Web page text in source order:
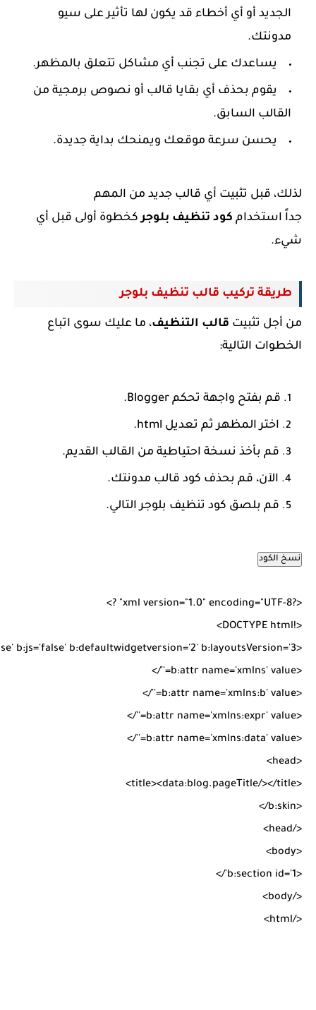
الجديد أو أي أخطاء قد يكون لها تأثير على سيو
مدونتك.
يساعدك على تجنب أي مشاكل تتعلق بالمظهر.
يقوم بحذف أي بقايا قالب أو نصوص برمجية من
القالب السابق.
يحسن سرعة موقعك ويمنحك بداية جديدة.
لذلك، قبل تثبيت أي قالب جديد من المهم
جداً استخدام كود تنظيف بلوجركخطوة أولى قبل أي
شيء.
طريقة تركيب قالب تنظيف بلوجر
من أجل تثبيت قالب التنظيف، ما عليك سوى اتباع
الخطوات التالية:
قم بفتح واجهة تحكم Blogger.
اختر المظهر ثم تعديل html.
قم بأخذ نسخة احتياطية من القالب القديم.
الآن، قم بحذف كود قالب مدونتك.
قم بلصق كود تنظيف بلوجر التالي.
نسخ الكود